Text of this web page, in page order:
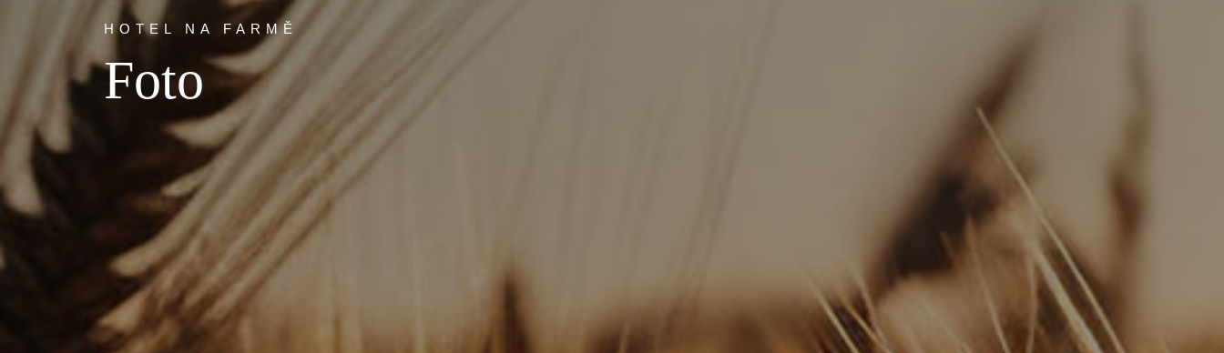
HOTEL NA FARMĚ
Foto